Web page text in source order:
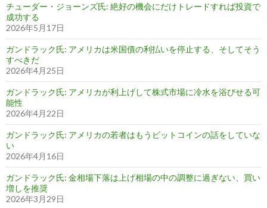
チューダー・ジョーンズ氏: 絶好の機会にだけトレードすれば投資で
成功する
2026年5月17日
ガンドラック氏: アメリカは米国債の利払いを停止する、そしてそう
すべきだ
2026年4月25日
ガンドラック氏: アメリカが利上げして株式市場に冷水を浴びせる可
能性
2026年4月22日
ガンドラック氏: アメリカの若者はもうビットコインの話をしていな
い
2026年4月16日
ガンドラック氏: 金相場下落は上げ相場の中の調整に過ぎない、買い
増しを推奨
2026年3月29日